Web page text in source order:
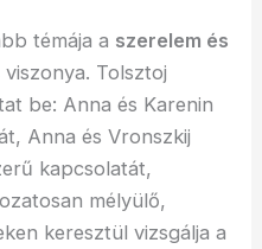
témája a szerelem és
Tolsztoj
be: Anna és Karenin
Anna és Vronszkij
kapcsolatát,
mélyülő,
keresztül vizsgálja a